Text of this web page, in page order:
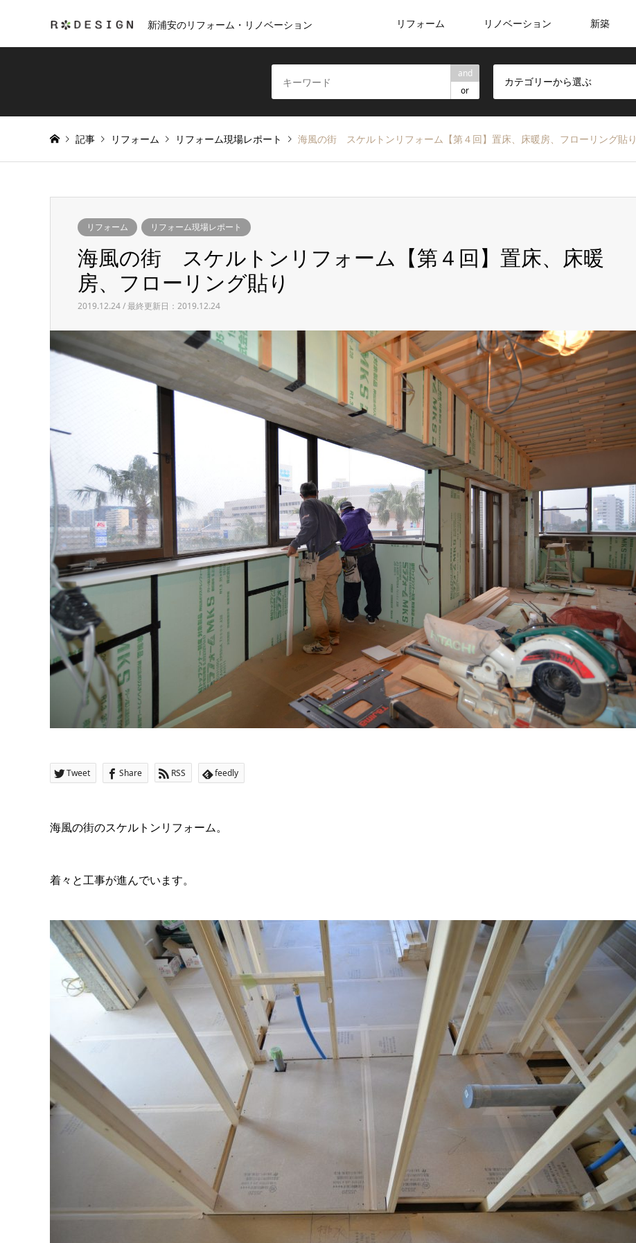
新浦安のリフォーム・リノベーション リフォーム リノベーション 新築
and
or
カテゴリーから選ぶ
記事 リフォーム リフォーム現場レポート 海風の街 スケルトンリフォーム【第４回】置床、床暖房、フローリング貼り
リフォーム リフォーム現場レポート
海風の街 スケルトンリフォーム【第４回】置床、床暖
房、フローリング貼り
2019.12.24 / 最終更新日：2019.12.24
Tweet Share RSS feedly
海風の街のスケルトンリフォーム。
着々と工事が進んでいます。